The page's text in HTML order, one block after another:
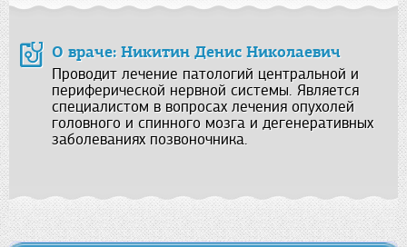
О враче: Никитин Денис Николаевич
Проводит лечение патологий центральной и
периферической нервной системы. Является
специалистом в вопросах лечения опухолей
головного и спинного мозга и дегенеративных
заболеваниях позвоночника.